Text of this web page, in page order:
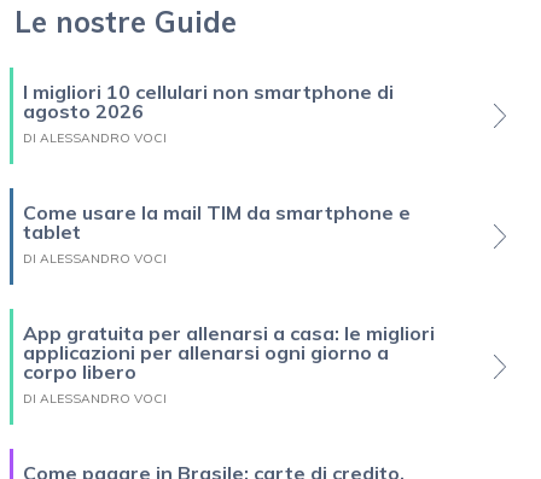
Le nostre Guide
I migliori 10 cellulari non smartphone di
agosto 2026
DI ALESSANDRO VOCI
Come usare la mail TIM da smartphone e
tablet
DI ALESSANDRO VOCI
App gratuita per allenarsi a casa: le migliori
applicazioni per allenarsi ogni giorno a
corpo libero
DI ALESSANDRO VOCI
Come pagare in Brasile: carte di credito,